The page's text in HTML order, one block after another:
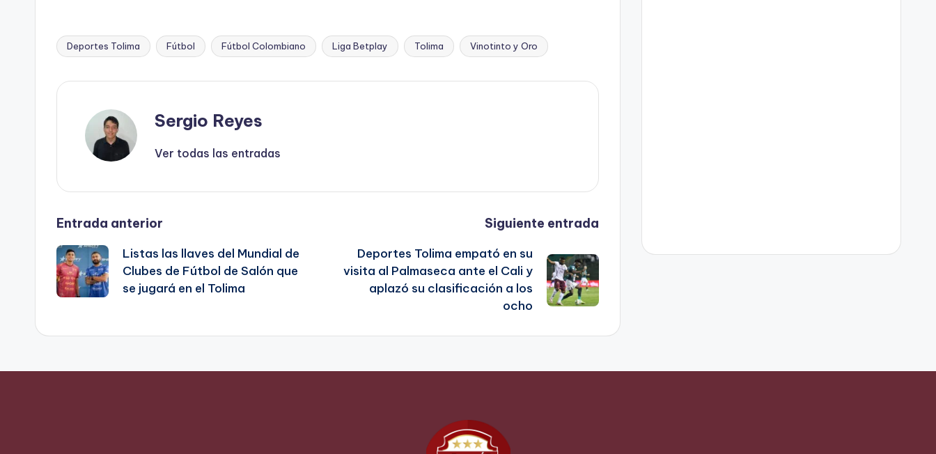
Etiquetas:
Deportes Tolima Fútbol Fútbol Colombiano Liga Betplay Tolima Vinotinto y Oro
Sergio Reyes
Ver todas las entradas
Navegación
de
entradas
Entrada anterior
Listas las llaves del Mundial de
Clubes de Fútbol de Salón que
se jugará en el Tolima
Siguiente entrada
Deportes Tolima empató en su
visita al Palmaseca ante el Cali y
aplazó su clasificación a los
ocho